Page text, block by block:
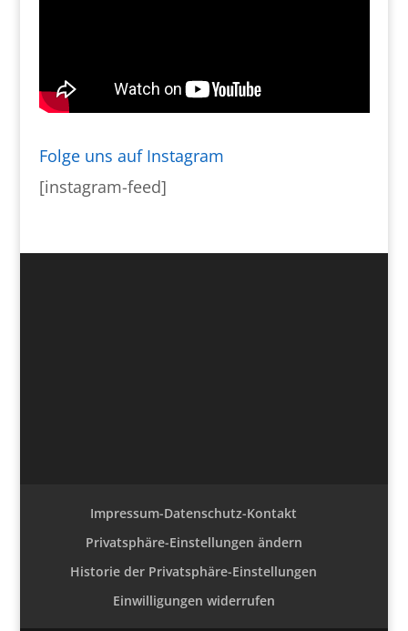
Folge uns auf Instagram
[instagram-feed]
Impressum-Datenschutz-Kontakt
Privatsphäre-Einstellungen ändern
Historie der Privatsphäre-Einstellungen
Einwilligungen widerrufen